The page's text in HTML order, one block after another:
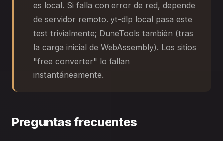
es local. Si falla con error de red, depende
de servidor remoto. yt-dlp local pasa este
test trivialmente; DuneTools también (tras
la carga inicial de WebAssembly). Los sitios
"free converter" lo fallan
instantáneamente.
Preguntas frecuentes